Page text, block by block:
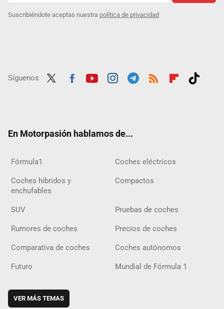
Suscribiéndote aceptas nuestra política de privacidad
Síguenos
En Motorpasión hablamos de...
Fórmula1 Coches eléctricos
Coches híbridos y
enchufables
Compactos
SUV Pruebas de coches
Rumores de coches Precios de coches
Comparativa de coches Coches autónomos
Futuro Mundial de Fórmula 1
VER MÁS TEMAS